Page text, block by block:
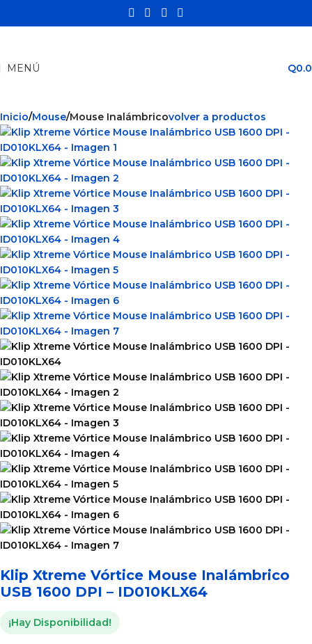
MENÚ Q
Inicio Mouse Mouse Inalámbricovolver a productos
Klip Xtreme Vórtice Mouse Inalámbrico
USB 1600 DPI – ID010KLX64
¡Hay Disponibilidad!